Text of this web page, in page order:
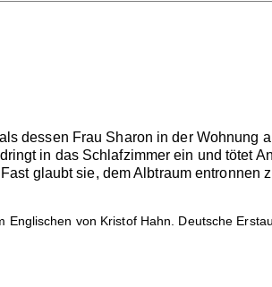
dessen Frau Sharon in der Wohnung
in das Schlafzimmer ein und tötet
glaubt sie, dem Albtraum entronnen
Englischen von Kristof Hahn. Deutsche